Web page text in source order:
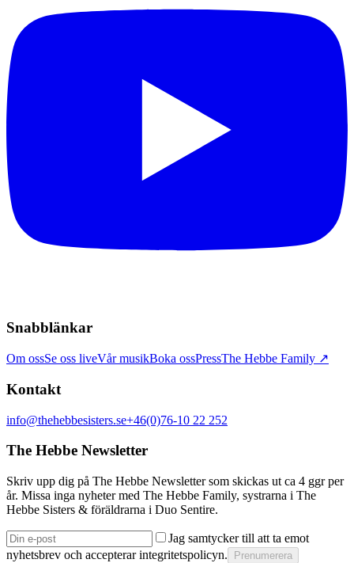
Snabblänkar
Om ossSe oss liveVår musikBoka ossPressThe Hebbe Family ↗
Kontakt
info@thehebbesisters.se+46(0)76-10 22 252
The Hebbe Newsletter
Skriv upp dig på The Hebbe Newsletter som skickas ut ca 4 ggr per
år. Missa inga nyheter med The Hebbe Family, systrarna i The
Hebbe Sisters & föräldrarna i Duo Sentire.
Jag samtycker till att ta emot
nyhetsbrev och accepterar integritetspolicyn.
Prenumerera